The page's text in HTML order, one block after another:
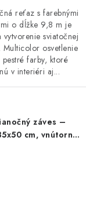
reťaz s farebnými
o dĺžke 9,8 m je
vytvorenie sviatočnej
Multicolor osvetlenie
pestré farby, ktoré
v interiéri aj...
záves –
cm, vnútorná,